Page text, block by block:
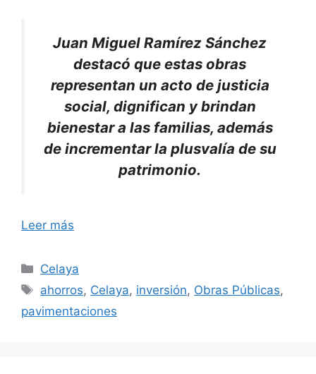
Juan Miguel Ramírez Sánchez
destacó que estas obras
representan un acto de justicia
social, dignifican y brindan
bienestar a las familias, además
de incrementar la plusvalía de su
patrimonio.
Leer más
Categorías
Celaya
Etiquetas
ahorros, Celaya, inversión, Obras Públicas,
pavimentaciones